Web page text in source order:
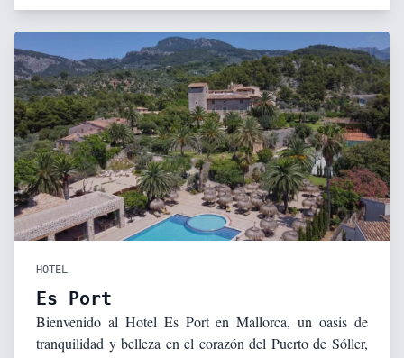
HOTEL
Es Port
Bienvenido al Hotel Es Port en Mallorca, un oasis de
tranquilidad y belleza en el corazón del Puerto de Sóller,